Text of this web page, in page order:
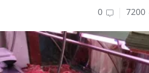
7200
0